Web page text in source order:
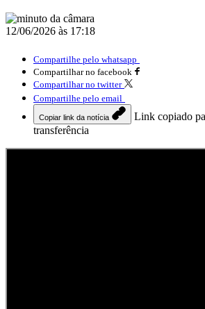
12/06/2026 às 17:18
Compartilhe pelo whatsapp
Compartilhar no facebook
Compartilhar no twitter
Compartilhe pelo email
Copiar link da notícia
Link copiado
transferência